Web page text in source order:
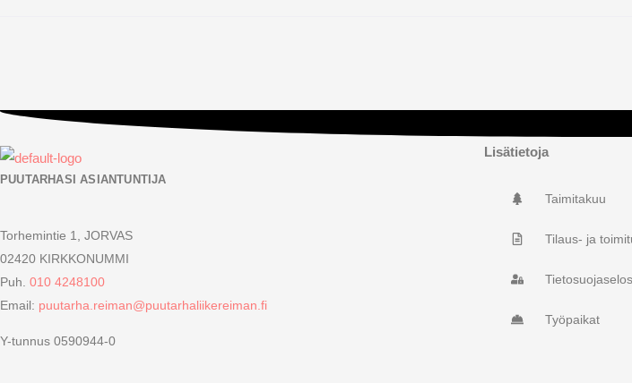
PUUTARHASI ASIANTUNTIJA
Torhemintie 1, JORVAS
02420 KIRKKONUMMI
Puh. 010 4248100
Email: puutarha.reiman@puutarhaliikereiman.fi
Y-tunnus 0590944-0
Lisätietoja
Taimitakuu
Tilaus- ja
Työpaikat